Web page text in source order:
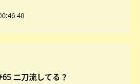
二刀流してる？